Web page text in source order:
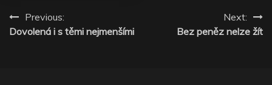
Navigace
pro
Previous:
Dovolená i s těmi nejmenšími
Next:
Bez peněz nelze žít